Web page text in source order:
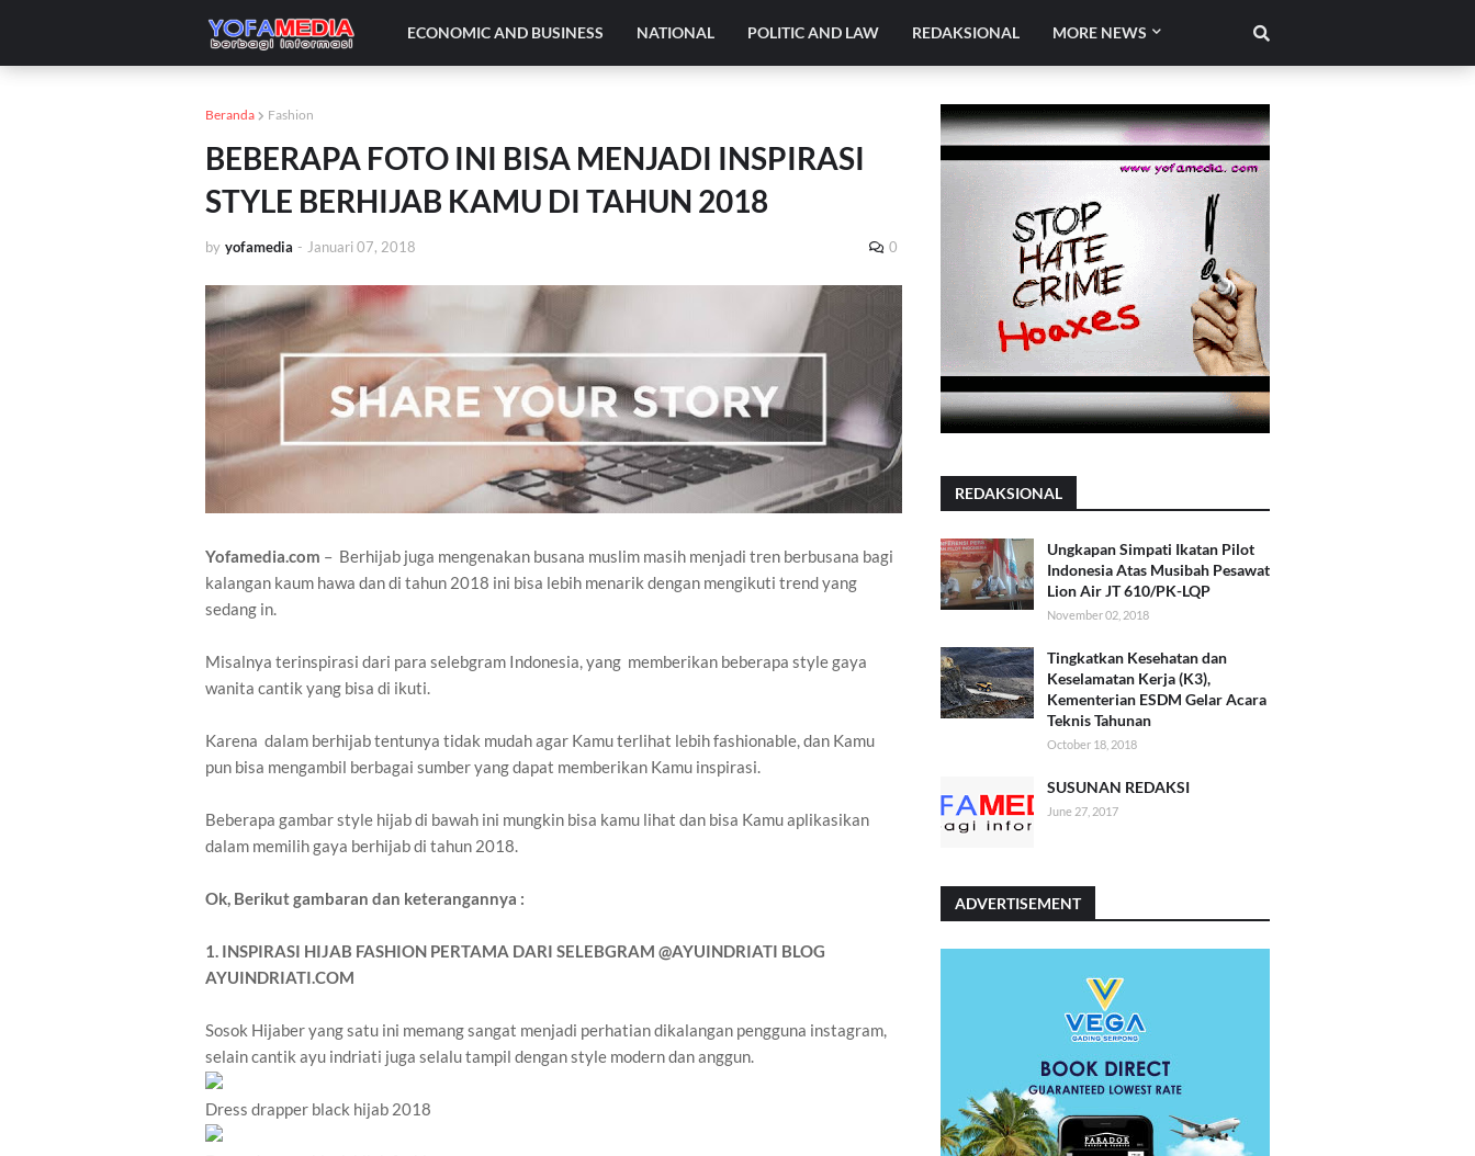
ECONOMIC AND BUSINESS NATIONAL POLITIC AND LAW REDAKSIONAL MORE NEWS
Beranda Fashion
BEBERAPA FOTO INI BISA MENJADI INSPIRASI
STYLE BERHIJAB KAMU DI TAHUN 2018
by yofamedia - Januari 07, 2018 0
Yofamedia.com – Berhijab juga mengenakan busana muslim masih menjadi tren berbusana bagi
kalangan kaum hawa dan di tahun 2018 ini bisa lebih menarik dengan mengikuti trend yang
sedang in.
Misalnya terinspirasi dari para selebgram Indonesia, yang memberikan beberapa style gaya
wanita cantik yang bisa di ikuti.
Karena dalam berhijab tentunya tidak mudah agar Kamu terlihat lebih fashionable, dan Kamu
pun bisa mengambil berbagai sumber yang dapat memberikan Kamu inspirasi.
Beberapa gambar style hijab di bawah ini mungkin bisa kamu lihat dan bisa Kamu aplikasikan
dalam memilih gaya berhijab di tahun 2018.
Ok, Berikut gambaran dan keterangannya :
1. INSPIRASI HIJAB FASHION PERTAMA DARI SELEBGRAM @AYUINDRIATI BLOG
AYUINDRIATI.COM
Sosok Hijaber yang satu ini memang sangat menjadi perhatian dikalangan pengguna instagram,
selain cantik ayu indriati juga selalu tampil dengan style modern dan anggun.
Dress drapper black hijab 2018
REDAKSIONAL
Ungkapan Simpati Ikatan Pilot
Indonesia Atas Musibah Pesawat
Lion Air JT 610/PK-LQP
November 02, 2018
Tingkatkan Kesehatan dan
Keselamatan Kerja (K3),
Kementerian ESDM Gelar Acara
Teknis Tahunan
October 18, 2018
SUSUNAN REDAKSI
June 27, 2017
ADVERTISEMENT